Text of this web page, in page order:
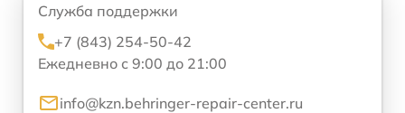
Служба поддержки
+7 (843) 254-50-42
Ежедневно с 9:00 до 21:00
info@kzn.behringer-repair-center.ru